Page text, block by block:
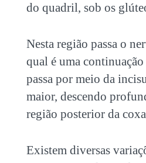
do quadril, sob os
Nesta região passa o
qual é uma
passa por meio da
maior, descendo
região posterior da
Existem diversas